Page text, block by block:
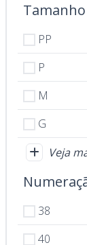
Tamanho
PP
P
M
G
Veja
38
40